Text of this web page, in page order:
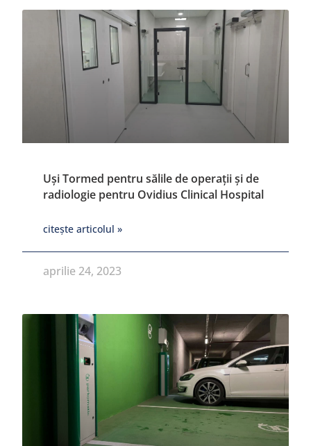
Uși Tormed pentru sălile de operații și de
radiologie pentru Ovidius Clinical Hospital
citește articolul »
aprilie 24, 2023